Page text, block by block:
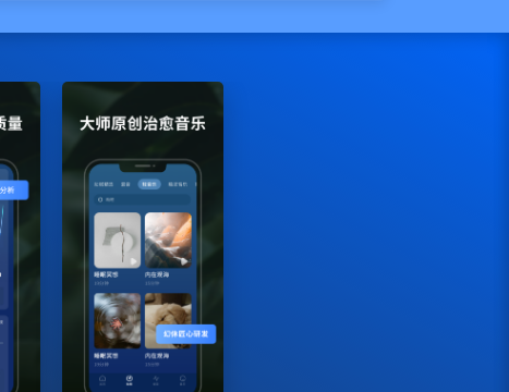
脑波音乐等原
。
。
。如您在使用